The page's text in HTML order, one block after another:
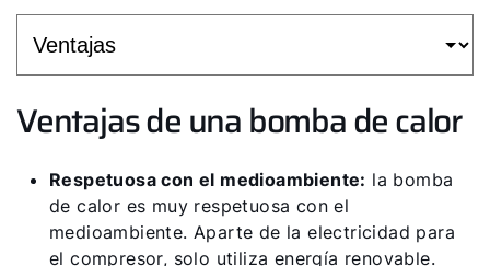
Ventajas de una bomba de calor
Respetuosa con el medioambiente: la bomba
de calor es muy respetuosa con el
medioambiente. Aparte de la electricidad para
el compresor, solo utiliza energía renovable.